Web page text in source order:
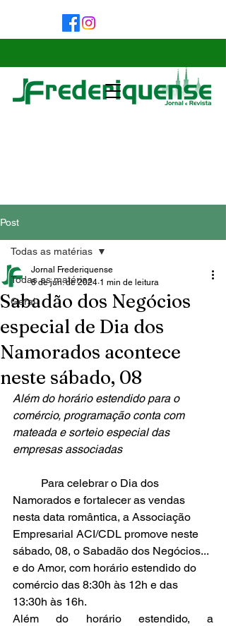
Post
Todas as matérias
Geral
Todas as matérias
Sabadão dos Negócios
especial de Dia dos
Namorados acontece
neste sábado, 08
Jornal Frederiquense
6 de jun. de 2024 1 min de leitura
Além do horário estendido para o
comércio, programação conta com
mateada e sorteio especial das
empresas associadas
Namorados e fortalecer as vendas
nesta data romântica, a Associação
Empresarial ACI/CDL promove neste
sábado, 08, o Sabadão dos Negócios...
e do Amor, com horário estendido do
comércio das 8:30h às 12h e das
13:30h às 16h.
Além do horário estendido, a